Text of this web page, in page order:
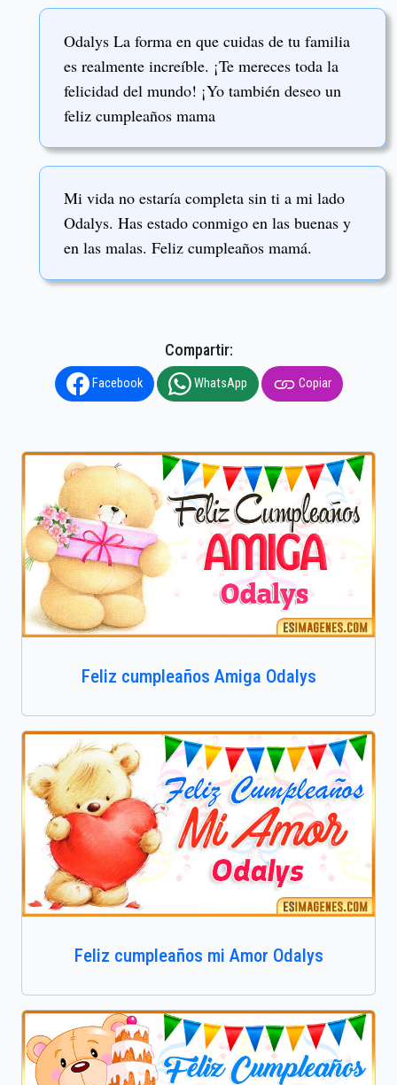
Odalys La forma en que cuidas de tu familia
es realmente increíble. ¡Te mereces toda la
felicidad del mundo! ¡Yo también deseo un
feliz cumpleaños mama
Mi vida no estaría completa sin ti a mi lado
Odalys. Has estado conmigo en las buenas y
en las malas. Feliz cumpleaños mamá.
Compartir:
Facebook WhatsApp Copiar
Feliz cumpleaños Amiga Odalys
Feliz cumpleaños mi Amor Odalys